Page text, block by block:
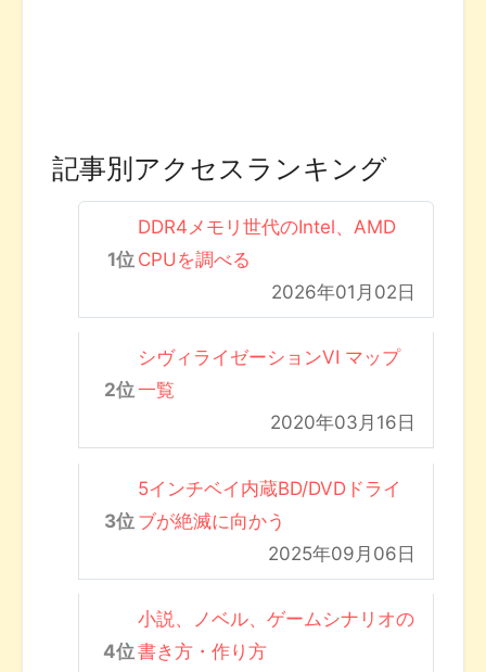
記事別アクセスランキング
DDR4メモリ世代のIntel、AMD
CPUを調べる
2026年01月02日
シヴィライゼーションVI マップ
一覧
2020年03月16日
5インチベイ内蔵BD/DVDドライ
ブが絶滅に向かう
2025年09月06日
小説、ノベル、ゲームシナリオの
書き方・作り方